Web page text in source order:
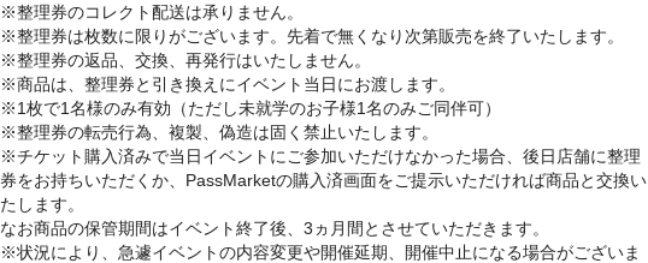
※整理券のコレクト配送は承りません。
※整理券は枚数に限りがございます。先着で無くなり次第販売を終了いたします。
※整理券の返品、交換、再発行はいたしません。
※商品は、整理券と引き換えにイベント当日にお渡します。
※1枚で1名様のみ有効（ただし未就学のお子様1名のみご同伴可）
※整理券の転売行為、複製、偽造は固く禁止いたします。
※チケット購入済みで当日イベントにご参加いただけなかった場合、後日店舗に整理
券をお持ちいただくか、PassMarketの購入済画面をご提示いただければ商品と交換い
たします。
なお商品の保管期間はイベント終了後、3ヵ月間とさせていただきます。
※状況により、急遽イベントの内容変更や開催延期、開催中止になる場合がございま